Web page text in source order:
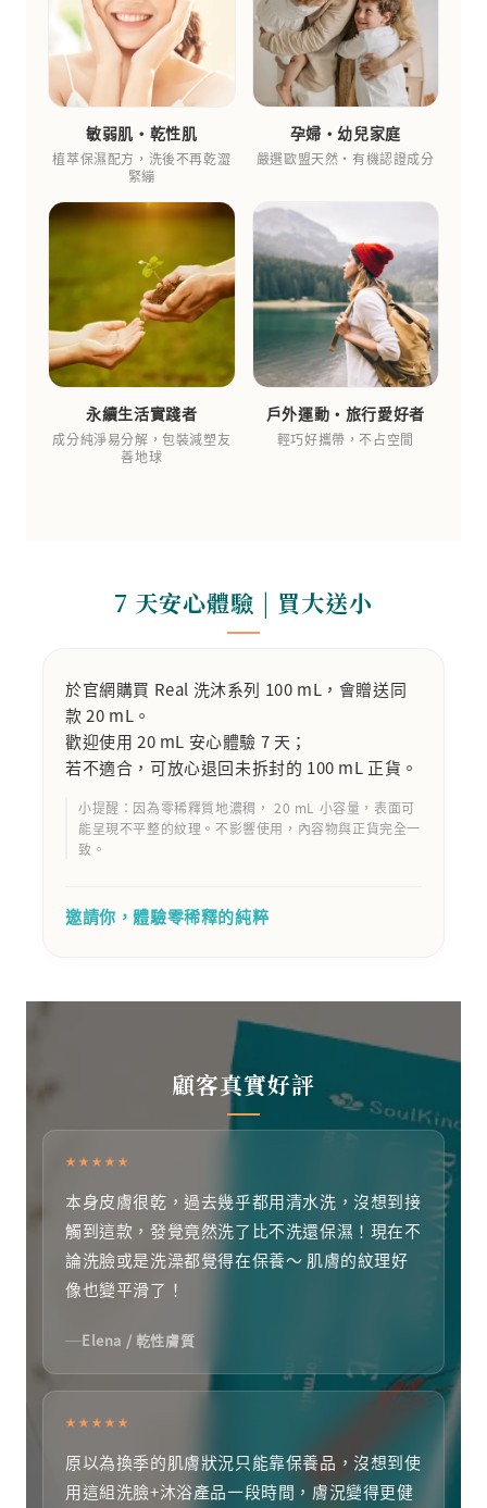
敏弱肌‧乾性肌
植萃保濕配方，洗後不再乾澀
緊繃
孕婦‧幼兒家庭
嚴選歐盟天然‧有機認證成分
永續生活實踐者
成分純淨易分解，包裝減塑友
善地球
戶外運動‧旅行愛好者
輕巧好攜帶，不占空間
7 天安心體驗 | 買大送小
於官網購買 Real 洗沐系列 100 mL，會贈送同
款 20 mL。
歡迎使用 20 mL 安心體驗 7 天；
若不適合，可放心退回未拆封的 100 mL 正貨。
小提醒：因為零稀釋質地濃稠， 20 mL 小容量，表面可
能呈現不平整的紋理。不影響使用，內容物與正貨完全一
致。
邀請你，體驗零稀釋的純粹
顧客真實好評
★★★★★
本身皮膚很乾，過去幾乎都用清水洗，沒想到接
觸到這款，發覺竟然洗了比不洗還保濕！現在不
論洗臉或是洗澡都覺得在保養～ 肌膚的紋理好
像也變平滑了！
Elena / 乾性膚質
★★★★★
原以為換季的肌膚狀況只能靠保養品，沒想到使
用這組洗臉+沐浴產品一段時間，膚況變得更健